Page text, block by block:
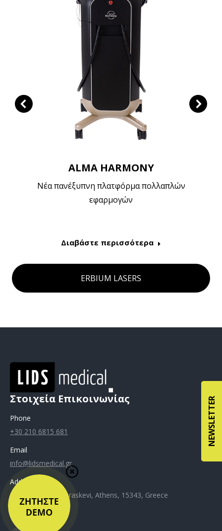
ALMA HARMONY
Νέα πανέξυπνη πλατφόρμα πολλαπλών
εφαρμογών
Διαβάστε περισσότερα
ERBIUM LASERS
Στοιχεία Επικοινωνίας
Phone
+30 210 6815 681
Email
info@lidsmedical.gr
Address
Kiprou 61, Agia Paraskevi, Athens, 15343, Greece
Privacy Policy
NEWSLETTER